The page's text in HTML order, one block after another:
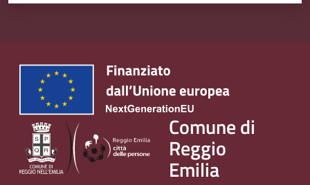
Comune di
Reggio
Emilia